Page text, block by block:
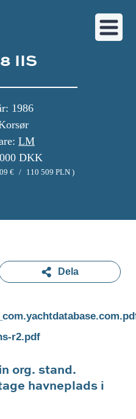
IIS
1986
LM
DKK
€ / 110 509 PLN )
Dela
r2.pdf
org. stand.
havneplads i